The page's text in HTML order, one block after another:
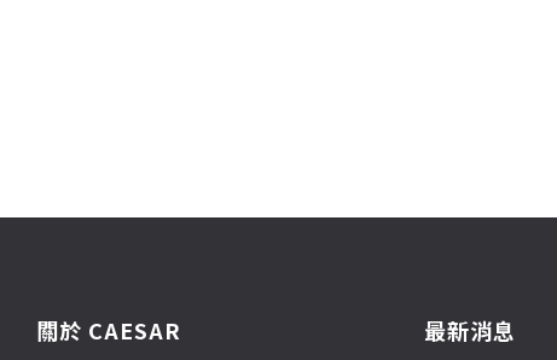
關於 CAESAR 最新消息